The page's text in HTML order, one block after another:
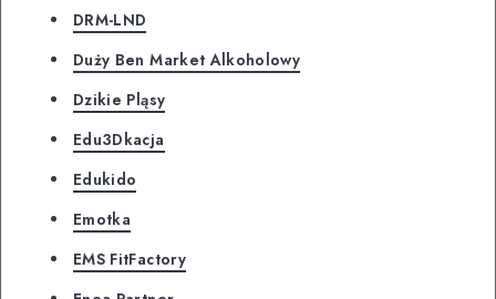
DRM-LND
Duży Ben Market Alkoholowy
Dzikie Pląsy
Edu3Dkacja
Edukido
Emotka
EMS FitFactory